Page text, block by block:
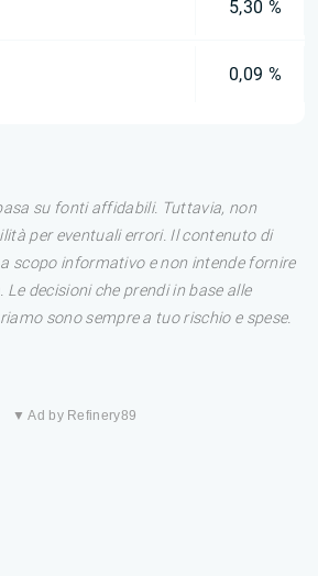
5,30 %
0,09 %
su fonti affidabili. Tuttavia, non
per eventuali errori. Il contenuto di
scopo informativo e non intende fornire
decisioni che prendi in base alle
sono sempre a tuo rischio e spese.
▼ Ad by Refinery89